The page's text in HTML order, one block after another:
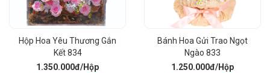
Hộp Hoa Yêu Thương Gắn
Kết 834
1.350.000đ/Hộp
Bánh Hoa Gửi Trao Ngọt
Ngào 833
1.250.000đ/Hộp